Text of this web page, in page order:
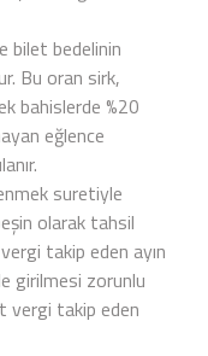
bilet bedelinin
Bu oran sirk,
bahislerde %20
eğlence
suretiyle
olarak tahsil
takip eden ayın
girilmesi zorunlu
vergi takip eden